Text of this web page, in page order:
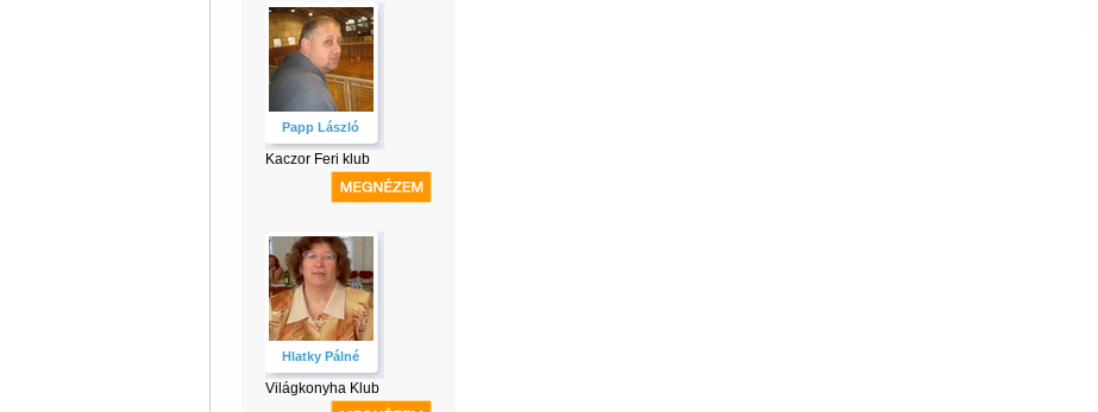
Papp László
Kaczor Feri klub
Hlatky Pálné
Világkonyha Klub